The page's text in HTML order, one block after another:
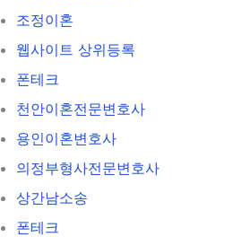
조정이혼
웹사이트 상위등록
폰테크
천안이혼전문변호사
용인이혼변호사
의정부형사전문변호사
상간남소송
폰테크